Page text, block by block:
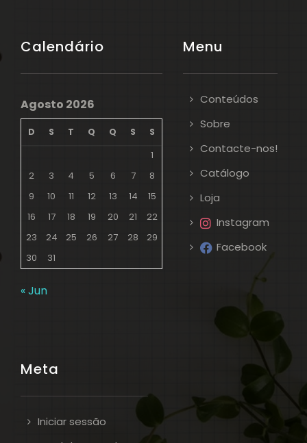
Calendário
Agosto 2026
D S T Q Q S S
1
2
3 4 5 6 7
8
9
10 11 12 13 14
15
16
17 18 19 20 21
22
23
24 25 26 27 28
29
30
31
« Jun
Menu
Conteúdos
Sobre
Contacte-nos!
Catálogo
Loja
Instagram
Facebook
Meta
Iniciar sessão